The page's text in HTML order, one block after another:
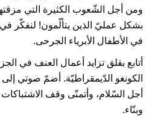
ومن أجل الشّعوب الكثيرة التي
بشكل عمليّ الذين يتألّمون! لنفكّر في
في الأطفال الأبرياء الجرحى.
أتابع بقلق تزايد أعمال العنف في
الكونغو الدّيمقراطيّة. أضمّ صوتي
أجل السّلام، وأتمنّى وقف
وبنّاء.